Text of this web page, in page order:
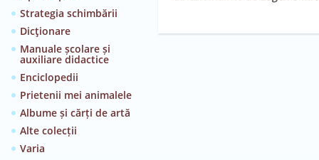
Strategia schimbării
Dicţionare
Manuale școlare și
auxiliare didactice
Enciclopedii
Prietenii mei animalele
Albume și cărți de artă
Alte colecții
Varia